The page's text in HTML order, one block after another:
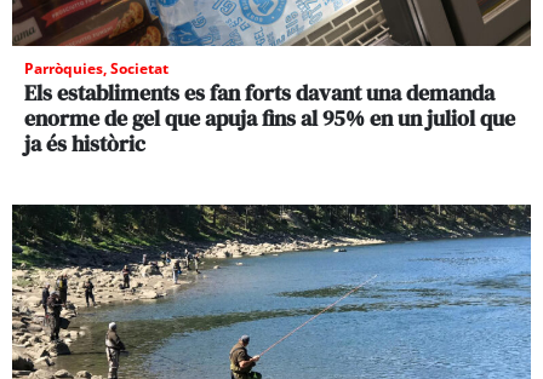
Parròquies,Societat
Els establiments es fan forts davant una demanda
enorme de gel que apuja fins al 95% en un juliol que
ja és històric